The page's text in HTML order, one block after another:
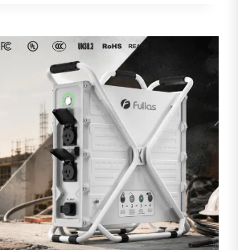
لآلات
العشب
في
الصين
للمشترين
من
قطاع
التصنيع
بالنيابة
(OEM)